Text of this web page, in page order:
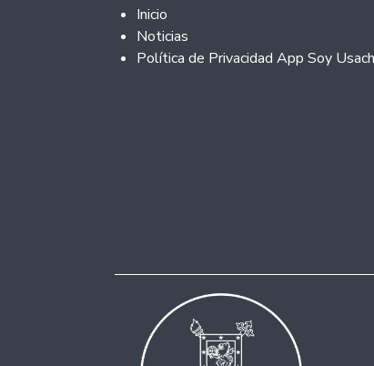
Footer 2
Inicio
Noticias
Política de Privacidad App Soy Usach